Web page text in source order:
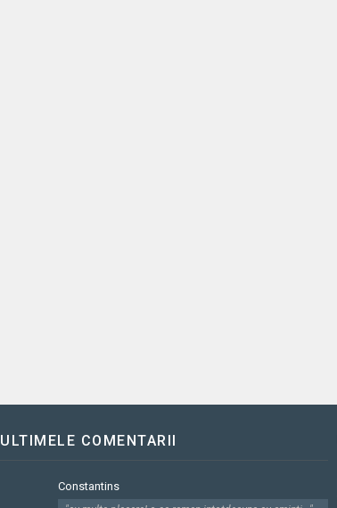
ULTIMELE COMENTARII
Constantins